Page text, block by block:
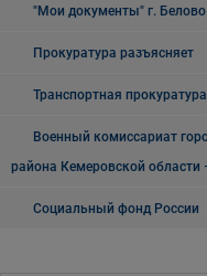
"Мои документы" г. Белово
Прокуратура разъясняет
Транспортная
Военный комиссариат
района Кемеровской области
Социальный фонд России